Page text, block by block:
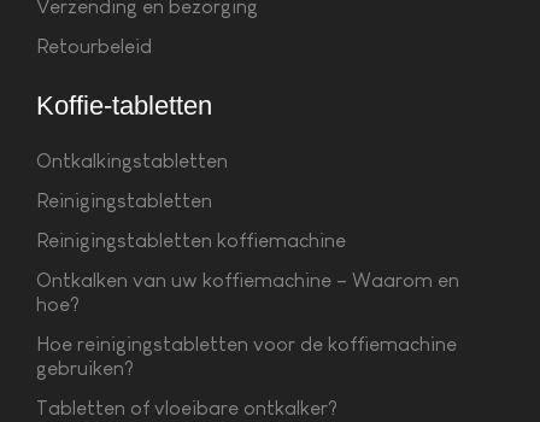
Verzending en bezorging
Retourbeleid
Koffie-tabletten
Ontkalkingstabletten
Reinigingstabletten
Reinigingstabletten koffiemachine
Ontkalken van uw koffiemachine – Waarom en
hoe?
Hoe reinigingstabletten voor de koffiemachine
gebruiken?
Tabletten of vloeibare ontkalker?